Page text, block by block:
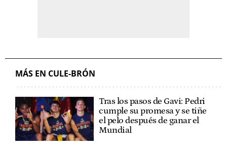
MÁS EN CULE-BRÓN
Tras los pasos de Gavi: Pedri
cumple su promesa y se tiñe
el pelo después de ganar el
Mundial